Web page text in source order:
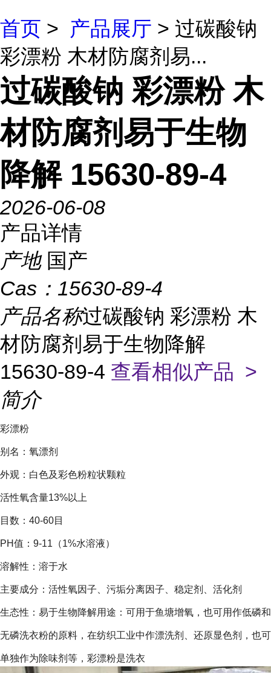
首页 > 产品展厅 > 过碳酸钠
彩漂粉 木材防腐剂易...
过碳酸钠 彩漂粉 木
材防腐剂易于生物
降解 15630-89-4
2026-06-08
产品详情
产地 国产
Cas： 15630-89-4
产品名称过碳酸钠 彩漂粉 木
材防腐剂易于生物降解
15630-89-4 查看相似产品 >
简介
彩漂粉
别名：氧漂剂
外观：白色及彩色粉粒状颗粒
活性氧含量13%以上
目数：40-60目
PH值：9-11（1%水溶液）
溶解性：溶于水
主要成分：活性氧因子、污垢分离因子、稳定剂、活化剂
生态性：易于生物降解用途：可用于鱼塘增氧，也可用作低磷和
无磷洗衣粉的原料，在纺织工业中作漂洗剂、还原显色剂，也可
单独作为除味剂等，彩漂粉是洗衣